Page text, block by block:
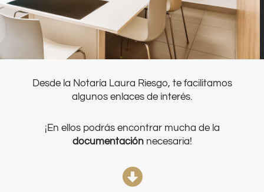
Desde la Notaría Laura Riesgo, te facilitamos
algunos enlaces de interés.
¡En ellos podrás encontrar mucha de la
documentaciónnecesaria!